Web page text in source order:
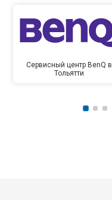
Сервисный центр BenQ в
Тольятти